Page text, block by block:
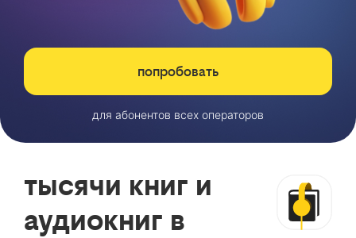
попробовать
для абонентов всех операторов
тысячи книг и
аудиокниг в